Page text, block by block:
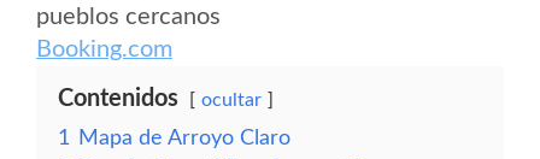
pueblos cercanos
Booking.com
Contenidos ocultar
1
Mapa de Arroyo Claro